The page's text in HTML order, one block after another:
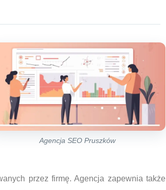
Agencja SEO Pruszków
przez firmę. Agencja zapewnia także